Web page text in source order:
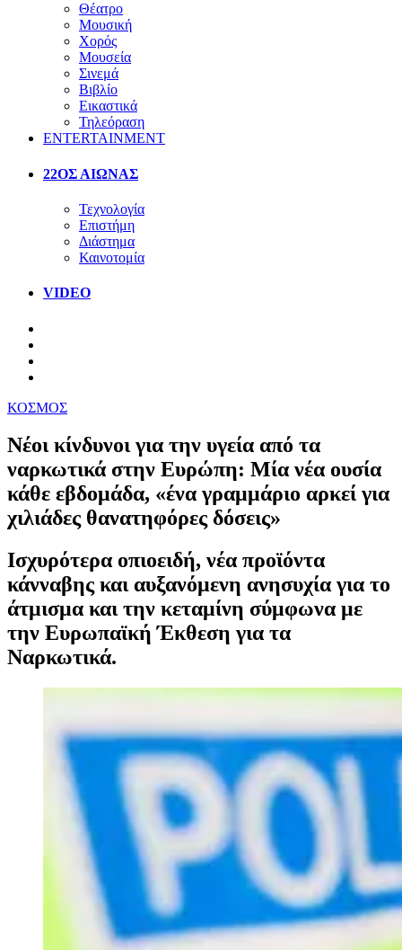
Θέατρο
Μουσική
Χορός
Μουσεία
Σινεμά
Βιβλίο
Εικαστικά
Τηλεόραση
ENTERTAINMENT
22ΟΣ ΑΙΩΝΑΣ
Τεχνολογία
Επιστήμη
Διάστημα
Καινοτομία
VIDEO
ΚΟΣΜΟΣ
Νέοι κίνδυνοι για την υγεία από τα
ναρκωτικά στην Ευρώπη: Μία νέα ουσία
κάθε εβδομάδα, «ένα γραμμάριο αρκεί για
χιλιάδες θανατηφόρες δόσεις»
Ισχυρότερα οπιοειδή, νέα προϊόντα
κάνναβης και αυξανόμενη ανησυχία για το
άτμισμα και την κεταμίνη σύμφωνα με
την Ευρωπαϊκή Έκθεση για τα
Ναρκωτικά.